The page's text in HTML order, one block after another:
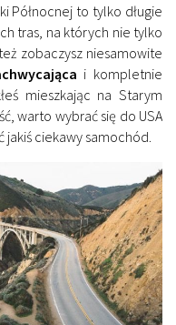
Północnej to tylko długie
tras, na których nie tylko
zobaczysz niesamowite
i kompletnie
mieszkając na Starym
warto wybrać się do USA
ciekawy samochód.